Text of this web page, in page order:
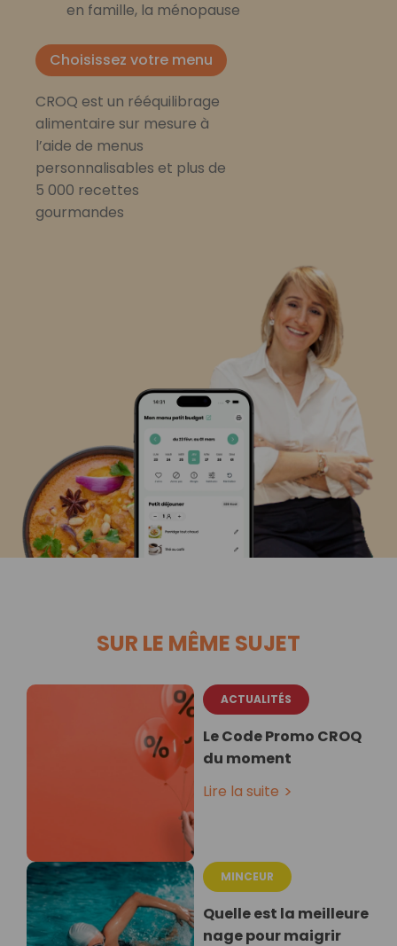
en famille, la ménopause
Choisissez votre menu
CROQ est un rééquilibrage
alimentaire sur mesure à
l’aide de menus
personnalisables et plus de
5 000 recettes
gourmandes
SUR LE MÊME SUJET
ACTUALITÉS
Le Code Promo CROQ
du moment
Lire la suite
MINCEUR
Quelle est la meilleure
nage pour maigrir